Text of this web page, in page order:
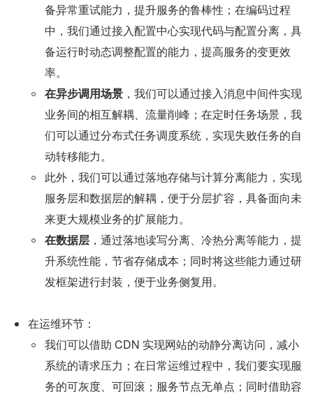
备异常重试能力，提升服务的鲁棒性；在编码过程
中，我们通过接入配置中心实现代码与配置分离，具
备运行时动态调整配置的能力，提高服务的变更效
率。
在异步调用场景 ，我们可以通过接入消息中间件实现
业务间的相互解耦、流量削峰；在定时任务场景，我
们可以通过分布式任务调度系统，实现失败任务的自
动转移能力。
此外，我们可以通过落地存储与计算分离能力，实现
服务层和数据层的解耦，便于分层扩容，具备面向未
来更大规模业务的扩展能力。
在数据层 ，通过落地读写分离、冷热分离等能力，提
升系统性能，节省存储成本；同时将这些能力通过研
发框架进行封装，便于业务侧复用。
在运维环节：
我们可以借助 CDN 实现网站的动静分离访问，减小
系统的请求压力；在日常运维过程中，我们要实现服
务的可灰度、可回滚；服务节点无单点；同时借助容